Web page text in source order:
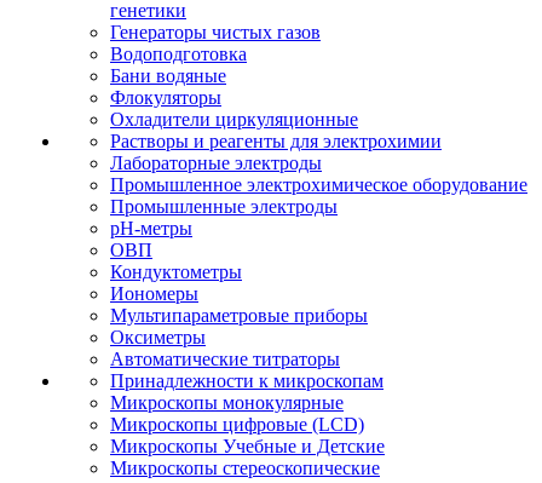
генетики
Генераторы чистых газов
Водоподготовка
Бани водяные
Флокуляторы
Охладители циркуляционные
Растворы и реагенты для электрохимии
Лабораторные электроды
Промышленное электрохимическое оборудование
Промышленные электроды
pH-метры
ОВП
Кондуктометры
Иономеры
Мультипараметровые приборы
Оксиметры
Автоматические титраторы
Принадлежности к микроскопам
Микроскопы монокулярные
Микроскопы цифровые (LCD)
Микроскопы Учебные и Детские
Микроскопы стереоскопические